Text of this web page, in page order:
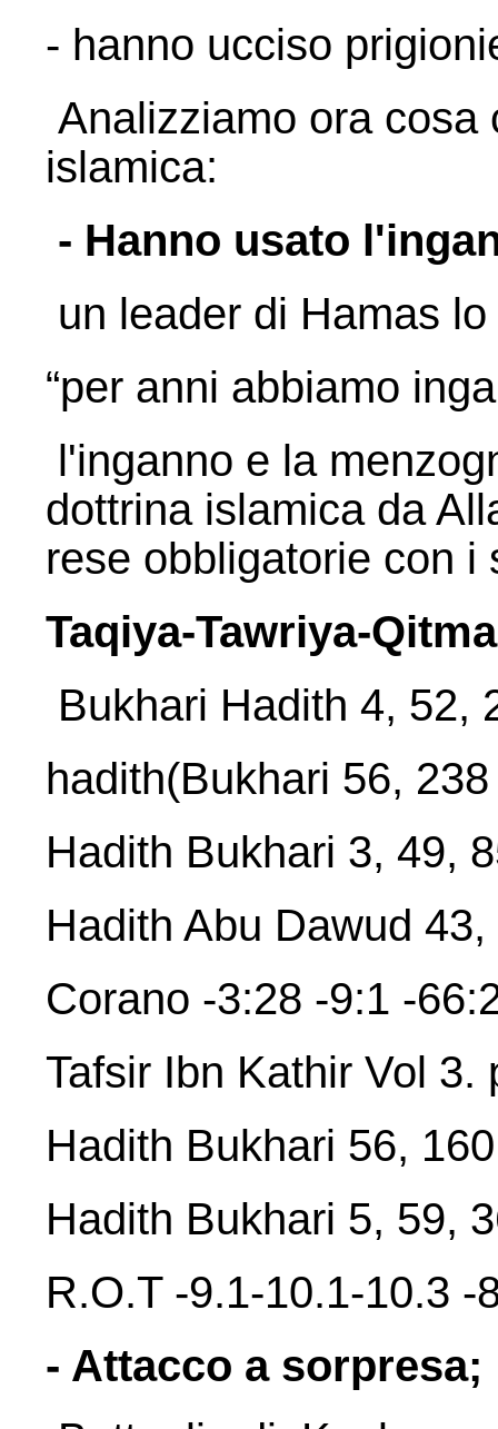
- hanno ucciso
Analizziamo ora cosa
islamica:
- Hanno usato
un leader di Hamas
“per anni abbiamo
l'inganno e la
dottrina islamica da
rese obbligatorie con i
Taqiya-Tawriya-
Bukhari Hadith 4, 52,
hadith(Bukhari 56, 238
Hadith Bukhari 3, 49,
Hadith Abu Dawud 43,
Corano -3:28 -9:1 -
Tafsir Ibn Kathir Vol 3.
Hadith Bukhari 56,
Hadith Bukhari 5, 59,
R.O.T -9.1-10.1-10.3 -
- Attacco a sorpresa;